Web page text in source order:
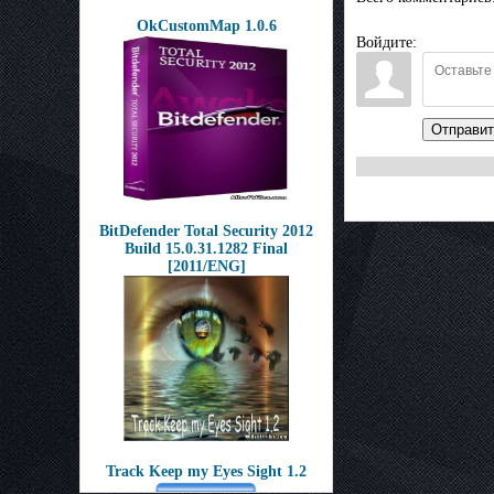
OkCustomMap 1.0.6
BitDefender Total Security 2012
Build 15.0.31.1282 Final
[2011/ENG]
Track Keep my Eyes Sight 1.2
Войдите: